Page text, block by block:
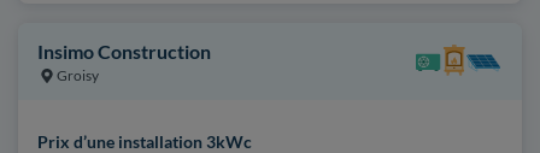
Insimo Construction
Groisy
Prix d’une installation 3kWc